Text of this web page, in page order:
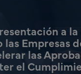
a la
las Empresas
las
el